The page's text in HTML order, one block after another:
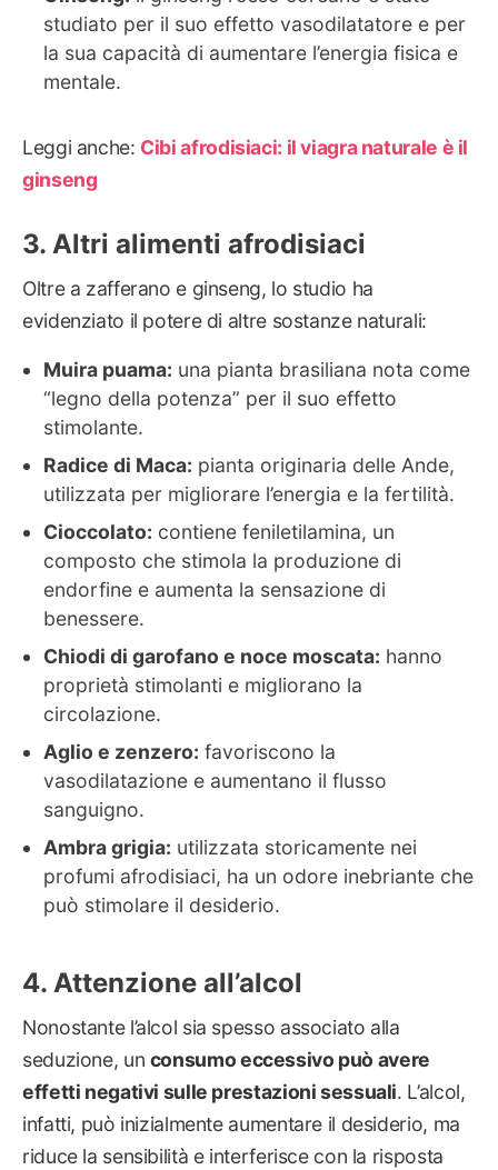
studiato per il suo effetto vasodilatatore e per
la sua capacità di aumentare l’energia fisica e
mentale.
Leggi anche: Cibi afrodisiaci: il viagra naturale è il
ginseng
Altri alimenti afrodisiaci
Oltre a zafferano e ginseng, lo studio ha
evidenziato il potere di altre sostanze naturali:
Muira puama: una pianta brasiliana nota come
“legno della potenza” per il suo effetto
stimolante.
Radice di Maca: pianta originaria delle Ande,
utilizzata per migliorare l’energia e la fertilità.
Cioccolato: contiene feniletilamina, un
composto che stimola la produzione di
endorfine e aumenta la sensazione di
benessere.
Chiodi di garofano e noce moscata: hanno
proprietà stimolanti e migliorano la
circolazione.
Aglio e zenzero: favoriscono la
vasodilatazione e aumentano il flusso
sanguigno.
Ambra grigia: utilizzata storicamente nei
profumi afrodisiaci, ha un odore inebriante che
può stimolare il desiderio.
Attenzione all’alcol
Nonostante l’alcol sia spesso associato alla
seduzione, un consumo eccessivo può avere
effetti negativi sulle prestazioni sessuali. L’alcol,
infatti, può inizialmente aumentare il desiderio, ma
riduce la sensibilità e interferisce con la risposta